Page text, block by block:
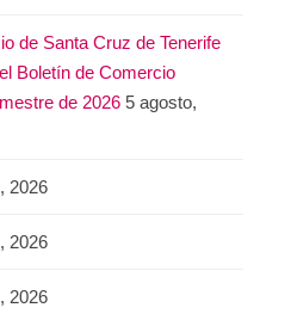
de Santa Cruz de Tenerife
Boletín de Comercio
de 2026 5 agosto,
2026
2026
2026